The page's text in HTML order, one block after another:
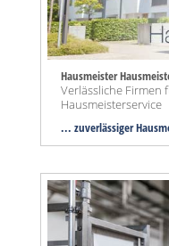
Hausmeister
Verlässliche Firmen
Hausmeisterservice
... zuverlässiger